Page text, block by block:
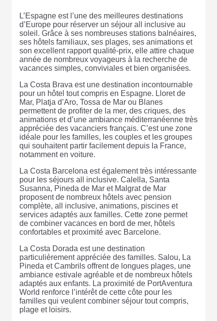
L’Espagne est l’une des meilleures destinations
d’Europe pour réserver un séjour all inclusive au
soleil. Grâce à ses nombreuses stations balnéaires,
ses hôtels familiaux, ses plages, ses animations et
son excellent rapport qualité-prix, elle attire chaque
année de nombreux voyageurs à la recherche de
vacances simples, conviviales et bien organisées.
La Costa Brava est une destination incontournable
pour un hôtel tout compris en Espagne. Lloret de
Mar, Platja d’Aro, Tossa de Mar ou Blanes
permettent de profiter de la mer, des criques, des
animations et d’une ambiance méditerranéenne très
appréciée des vacanciers français. C’est une zone
idéale pour les familles, les couples et les groupes
qui souhaitent partir facilement depuis la France,
notamment en voiture.
La Costa Barcelona est également très intéressante
pour les séjours all inclusive. Calella, Santa
Susanna, Pineda de Mar et Malgrat de Mar
proposent de nombreux hôtels avec pension
complète, all inclusive, animations, piscines et
services adaptés aux familles. Cette zone permet
de combiner vacances en bord de mer, hôtels
confortables et proximité avec Barcelone.
La Costa Dorada est une destination
particulièrement appréciée des familles. Salou, La
Pineda et Cambrils offrent de longues plages, une
ambiance estivale agréable et de nombreux hôtels
adaptés aux enfants. La proximité de PortAventura
World renforce l’intérêt de cette côte pour les
familles qui veulent combiner séjour tout compris,
plage et loisirs.